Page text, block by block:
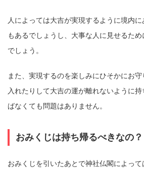
人によっては大吉が実現するように境内
もあるでしょうし、大事な人に見せるた
でしょう。
また、実現するのを楽しみにひそかにお
入れたりして大吉の運が離れないように
ばなくても問題はありません。
おみくじは持ち帰るべきなの？
おみくじを引いたあとで神社仏閣によっ